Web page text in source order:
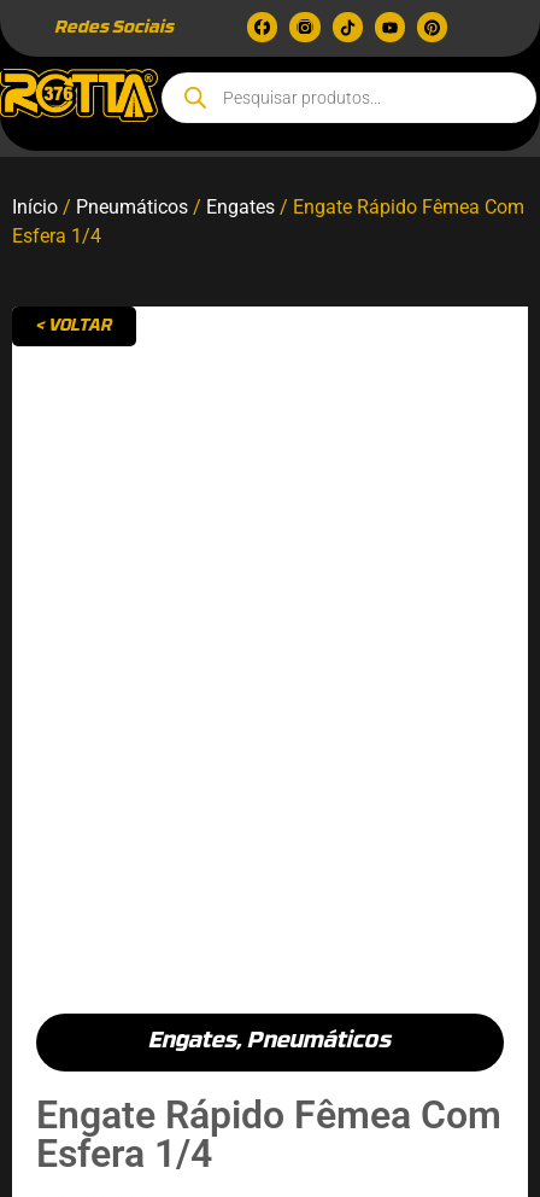
Redes Sociais
Início / Pneumáticos / Engates / Engate Rápido Fêmea Com
Esfera 1/4
< VOLTAR
Engates,Pneumáticos
Engate Rápido Fêmea Com
Esfera 1/4